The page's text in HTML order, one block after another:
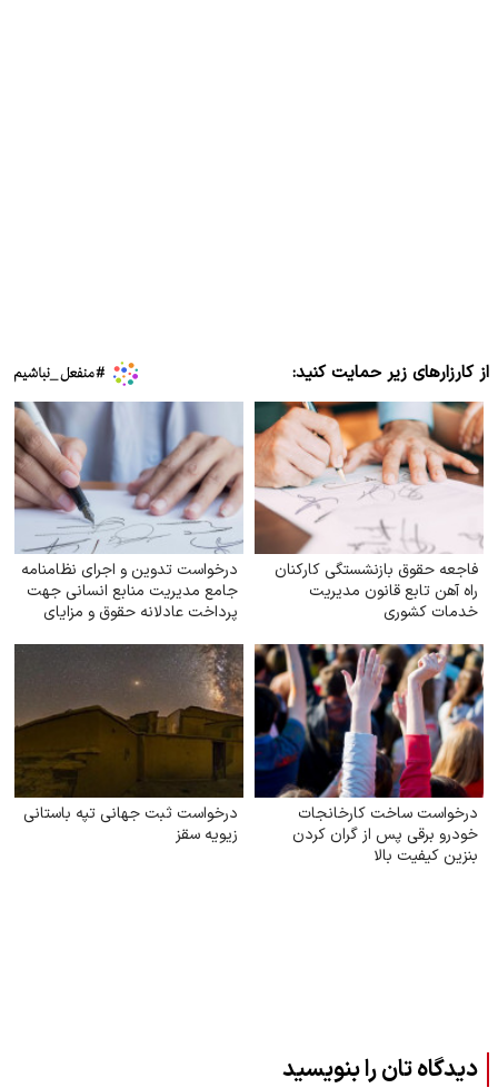
از کارزارهای زیر حمایت کنید:
فاجعه حقوق بازنشستگی کارکنان
راه آهن تابع قانون مدیریت
خدمات کشوری
درخواست تدوین و اجرای نظامنامه
جامع مدیریت منابع انسانی جهت
پرداخت عادلانه حقوق و مزایای
درخواست ساخت کارخانجات
خودرو برقی پس از گران کردن
بنزین کیفیت بالا
درخواست ثبت جهانی تپه باستانی
زیویه سقز
دیدگاه تان را بنویسید